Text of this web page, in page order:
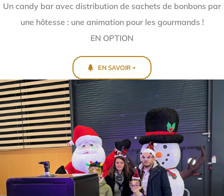
Un candy bar avec distribution de sachets de bonbons par
une hôtesse : une animation pour les gourmands !
EN OPTION
EN SAVOIR +